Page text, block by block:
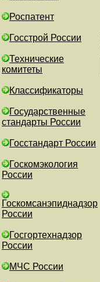
Роспатент
Госстрой России
Технические
комитеты
Классификаторы
Государственные
стандарты России
Госстандарт России
Госкомэкология
России
Госкомсанэпиднадзор
России
Госгортехнадзор
России
МЧС России